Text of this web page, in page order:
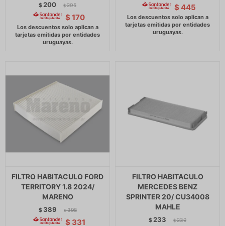
$ 200 $ 205
$ 170
$ 445
FILTRO HABITACULO FORD
TERRITORY 1.8 2024/
MARENO
$ 389 $ 398
$ 331
FILTRO HABITACULO
MERCEDES BENZ
SPRINTER 20/ CU34008
MAHLE
$ 233 $ 239